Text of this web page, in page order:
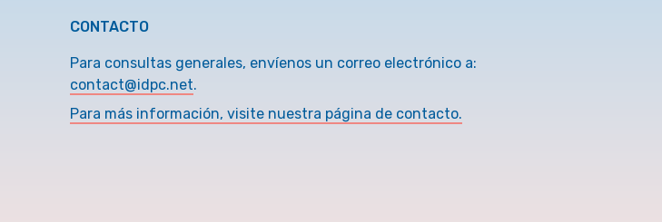
CONTACTO
Para consultas generales, envíenos un correo electrónico a:
contact@idpc.net.
Para más información, visite nuestra página de contacto.